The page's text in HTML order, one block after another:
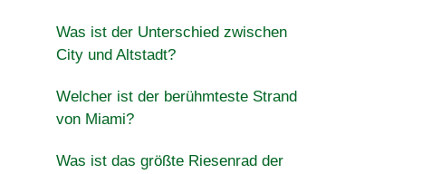
Was ist der Unterschied zwischen
City und Altstadt?
Welcher ist der berühmteste Strand
von Miami?
Was ist das größte Riesenrad der